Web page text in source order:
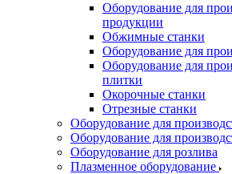
Оборудование для
продукции
Обжимные станки
Оборудование для
Оборудование для
плитки
Окорочные станки
Отрезные станки
Оборудование для
Оборудование для
Оборудование для розлива
Плазменное оборудование